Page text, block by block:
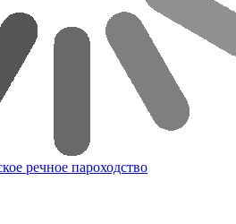
речное пароходство